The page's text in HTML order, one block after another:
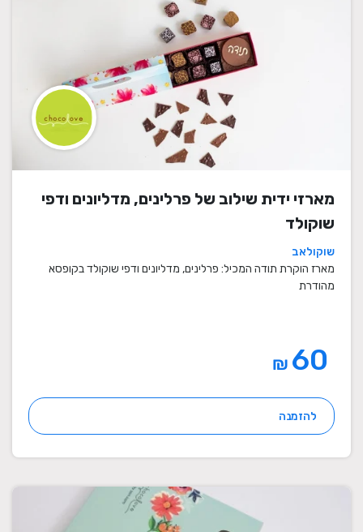
מארזי ידית שילוב של פרלינים, מדליונים ודפי
שוקולד
שוקולאב
מארז הוקרת תודה המכיל: פרלינים, מדליונים ודפי שוקולד בקופסא
מהודרת
₪
להזמנה